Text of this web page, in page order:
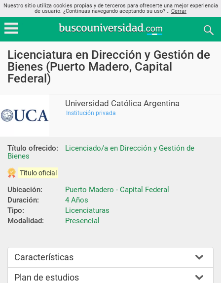
Nuestro sitio utiliza cookies propias y de terceros para ofrecerte una mejor experiencia
de usuario. ¿Continuas navegando aceptando su uso? .. Cerrar
Licenciatura en Dirección y Gestión de
Bienes (Puerto Madero, Capital
Federal)
Universidad Católica Argentina
Institución privada
Título ofrecido:
Licenciado/a en Dirección y Gestión de
Bienes
Título oficial
Ubicación:
Puerto Madero - Capital Federal
Duración:
4 Años
Tipo:
Licenciaturas
Modalidad:
Presencial
Características
Plan de estudios